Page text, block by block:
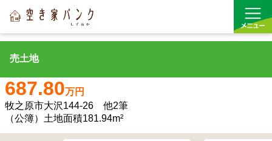
借りる
売土地
687.80万円
牧之原市大沢144-26 他2筆
（公簿）土地面積181.94m²